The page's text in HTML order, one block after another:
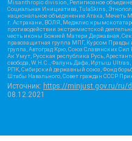
Misanthropic division, Религиозное
Социальная Инициатива, TulaSkins,
национальное объединение Атака, Мечеть
г. Астрахани, ВОЛЯ, Меджлис
противодействии экстремистской
честь иконы Божией Матери Державная,
правозащитная группа МПГ, Курсом
группа, Автоград Крю, Союз Славянских
Ак Умут, Русская республика Русь,
свобода, W.H.С., Фалунь Дафа, Иртыш
РПК, Сибирский державный союз, Фонд
Штабы Навального, Совет граждан СССР
Источник: https://minjust.gov.ru/ru/
08.12.2021